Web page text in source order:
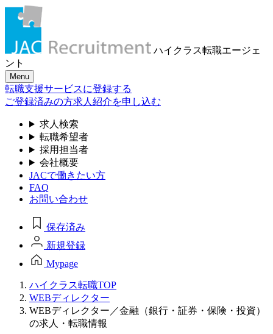
ハイクラス転職エージェ
ント
Menu
転職支援サービスに登録する
ご登録済みの方求人紹介を申し込む
求人検索
転職希望者
採用担当者
会社概要
JACで働きたい方
FAQ
お問い合わせ
保存済み
新規登録
Mypage
ハイクラス転職TOP
WEBディレクター
WEBディレクター／金融（銀行・証券・保険・投資）
の求人・転職情報